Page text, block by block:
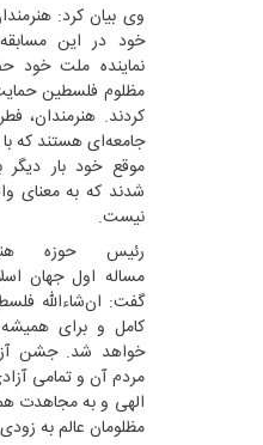
خود در این مسابقه
نماینده ملت خود
مظلوم فلسطین
کردند. هنرمندان،
جامعه‌ای هستند که
موقع خود بار دیگر
شدند که به معنای
نیست.
رئیس حوزه
مساله اول جهان
گفت: ان‌شاءالله
کامل و برای همیشه
خواهد شد. جشن
مردم آن و تمامی
الهی و به مجاهدت
مظلومان عالم به